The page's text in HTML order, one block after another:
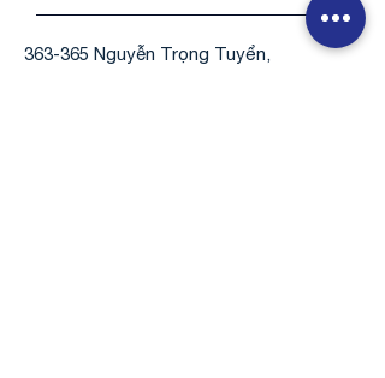
363-365 Nguyễn Trọng Tuyển,